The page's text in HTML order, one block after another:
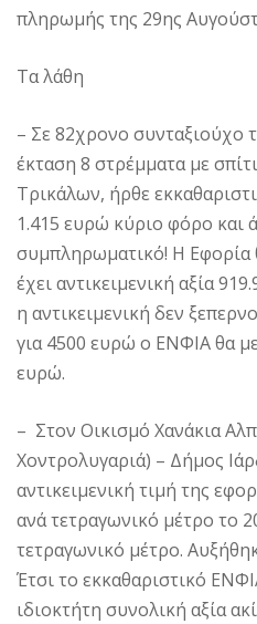
πληρωμής της 29ης
Τα λάθη
– Σε 82χρονο συνταξιούχο
έκταση 8 στρέμματα με
Τρικάλων, ήρθε
1.415 ευρώ κύριο φόρο και
συμπληρωματικό! Η Εφορία
έχει αντικειμενική αξία
η αντικειμενική δεν
για 4500 ευρώ ο ΕΝΦΙΑ θα
ευρώ.
– Στον Οικισμό Χανάκια
Χοντρολυγαριά) – Δήμος
αντικειμενική τιμή της
ανά τετραγωνικό μέτρο το
τετραγωνικό μέτρο.
Έτσι το εκκαθαριστικό
ιδιοκτήτη συνολική αξία